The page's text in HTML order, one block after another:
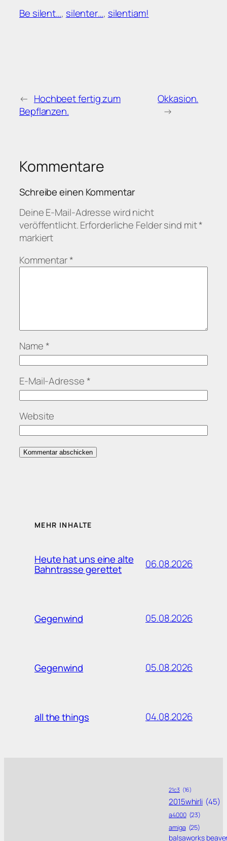
Be silent…, silenter…, silentiam!
← Hochbeet fertig zum
Bepflanzen.
Okkasion.
→
Kommentare
Schreibe einen Kommentar
Deine E-Mail-Adresse wird nicht
veröffentlicht.Erforderliche Felder sind mit*
markiert
Kommentar*
Name *
E-Mail-Adresse *
Website
MEHR INHALTE
Heute hat uns eine alte
Bahntrasse gerettet 06.08.2026
Gegenwind 05.08.2026
Gegenwind 05.08.2026
all the things 04.08.2026
21c3 (16)
2015whirli (45)
a4000 (23)
amiga (25)
balsaworks